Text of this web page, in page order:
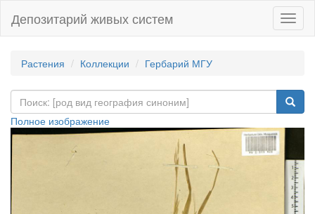
Депозитарий живых систем
Растения Коллекции Гербарий МГУ
Полное изображение